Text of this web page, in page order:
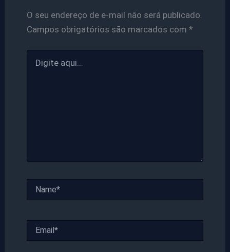
O seu endereço de e-mail não será publicado.
Campos obrigatórios são marcados com *
aqui...